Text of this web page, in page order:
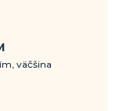
väčšina